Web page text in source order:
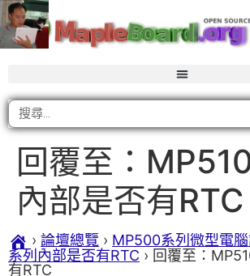
回覆至：
內部是否有RTC
› 論壇總覽 › MP500系列微型電
系列內部是否有RTC › 回覆至：
有RTC